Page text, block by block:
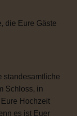
die Eure Gäste
standesamtliche
Schloss, in
Hochzeit
es ist Euer